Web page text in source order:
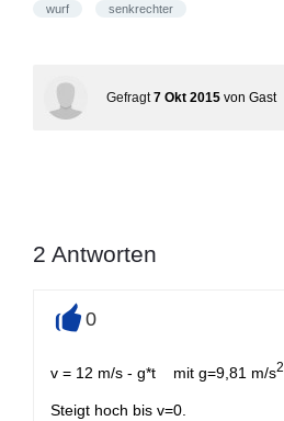
wurf senkrechter
Gefragt 7 Okt 2015 von Gast
2 Antworten
0
v = 12 m/s - g*t mit g=9,81 m/s2
Steigt hoch bis v=0.